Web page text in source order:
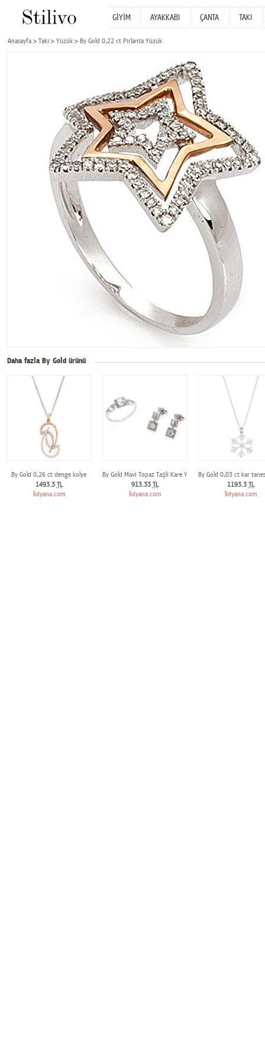
GİYİM AYAKKABI ÇANTA TAKI
Anasayfa Takı Yüzük By Gold 0,22 ct Pırlanta Yüzük
Daha fazla By Gold ürünü
By Gold 0,26 ct denge kolye
1493.3 TL
lidyana.com
By Gold Mavi Topaz Taşlı Kare Yüzük ve Küpe
913.33 TL
lidyana.com
By Gold 0,03 ct kar
1193.3 TL
lidyana.com